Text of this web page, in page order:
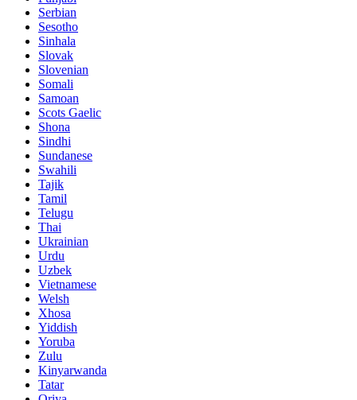
Serbian
Sesotho
Sinhala
Slovak
Slovenian
Somali
Samoan
Scots Gaelic
Shona
Sindhi
Sundanese
Swahili
Tajik
Tamil
Telugu
Thai
Ukrainian
Urdu
Uzbek
Vietnamese
Welsh
Xhosa
Yiddish
Yoruba
Zulu
Kinyarwanda
Tatar